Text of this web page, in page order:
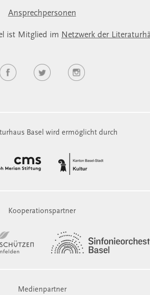
Ansprechpersonen
ist Mitglied im Netzwerk der
Basel wird ermöglicht durch
Kooperationspartner
Medienpartner